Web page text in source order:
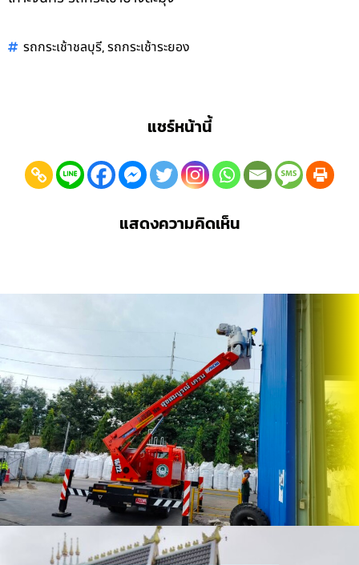
รถกระเช้าชลบุรี,รถกระเช้าระยอง
แชร์หน้านี้
แสดงความคิดเห็น